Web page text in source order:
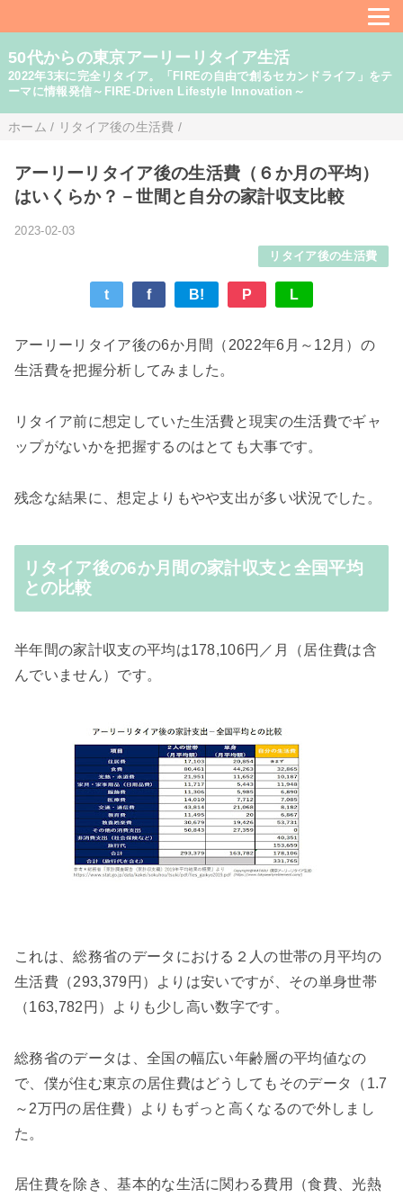
50代からの東京アーリーリタイア生活
2022年3末に完全リタイア。「FIREの自由で創るセカンドライフ」をテ
ーマに情報発信～FIRE-Driven Lifestyle Innovation～
ホーム / リタイア後の生活費 /
アーリーリタイア後の生活費（６か月の平均）
はいくらか？－世間と自分の家計収支比較
2023-02-03
リタイア後の生活費
t f B! P L
アーリーリタイア後の6か月間（2022年6月～12月）の
生活費を把握分析してみました。
リタイア前に想定していた生活費と現実の生活費でギャ
ップがないかを把握するのはとても大事です。
残念な結果に、想定よりもやや支出が多い状況でした。
リタイア後の6か月間の家計収支と全国平均
との比較
半年間の家計収支の平均は178,106円／月（居住費は含
んでいません）です。
これは、総務省のデータにおける２人の世帯の月平均の
生活費（293,379円）よりは安いですが、その単身世帯
（163,782円）よりも少し高い数字です。
総務省のデータは、全国の幅広い年齢層の平均値なの
で、僕が住む東京の居住費はどうしてもそのデータ（1.7
～2万円の居住費）よりもずっと高くなるので外しまし
た。
居住費を除き、基本的な生活に関わる費用（食費、光熱